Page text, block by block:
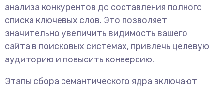
анализа конкурентов до составления полного
списка ключевых слов. Это позволяет
значительно увеличить видимость вашего
сайта в поисковых системах, привлечь целевую
аудиторию и повысить конверсию.
Этапы сбора семантического ядра включают